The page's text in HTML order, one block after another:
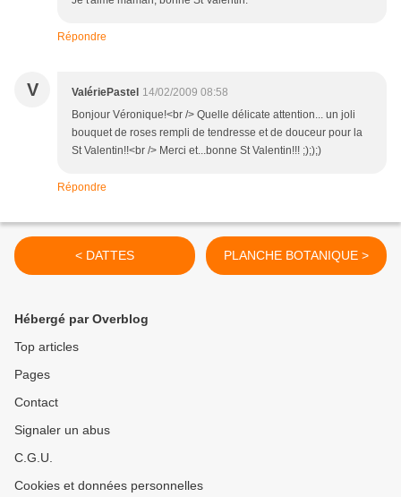
Répondre
V ValériePastel 14/02/2009 08:58
Bonjour Véronique!<br /> Quelle délicate attention... un joli
bouquet de roses rempli de tendresse et de douceur pour la
St Valentin!!<br /> Merci et...bonne St Valentin!!! ;););)
Répondre
< DATTES PLANCHE BOTANIQUE >
Hébergé par Overblog
Top articles
Pages
Contact
Signaler un abus
C.G.U.
Cookies et données personnelles